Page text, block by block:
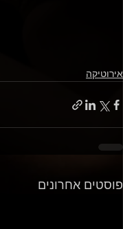
אירוטיקה
פוסטים אחרונים